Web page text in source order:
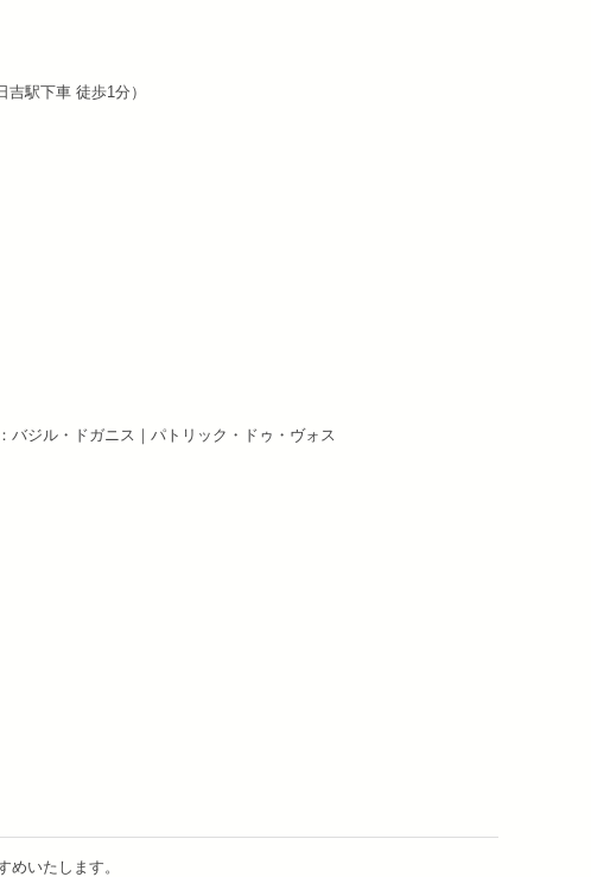
駅下車 徒歩1分）
バジル・ドガニス｜パトリック・ドゥ・ヴォス
いたします。